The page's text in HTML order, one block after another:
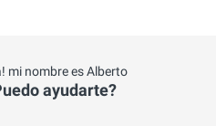
mi nombre es Alberto
ayudarte?